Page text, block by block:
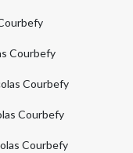
Courbefy
Courbefy
Courbefy
Courbefy